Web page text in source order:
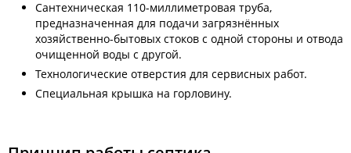
Сантехническая 110-миллиметровая труба,
предназначенная для подачи загрязнённых
хозяйственно-бытовых стоков с одной стороны и отвода
очищенной воды с другой.
Технологические отверстия для сервисных работ.
Специальная крышка на горловину.